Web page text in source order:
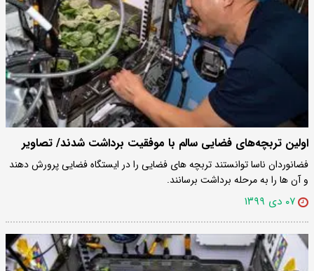
اولین تربچه‌های فضایی سالم با موفقیت برداشت شدند/ تصاویر‌
فضانوردان ناسا توانستند تربچه های فضایی را در ایستگاه فضایی پرورش دهند
و آن ها را به مرحله برداشت برسانند.
۰۷ دی ۱۳۹۹